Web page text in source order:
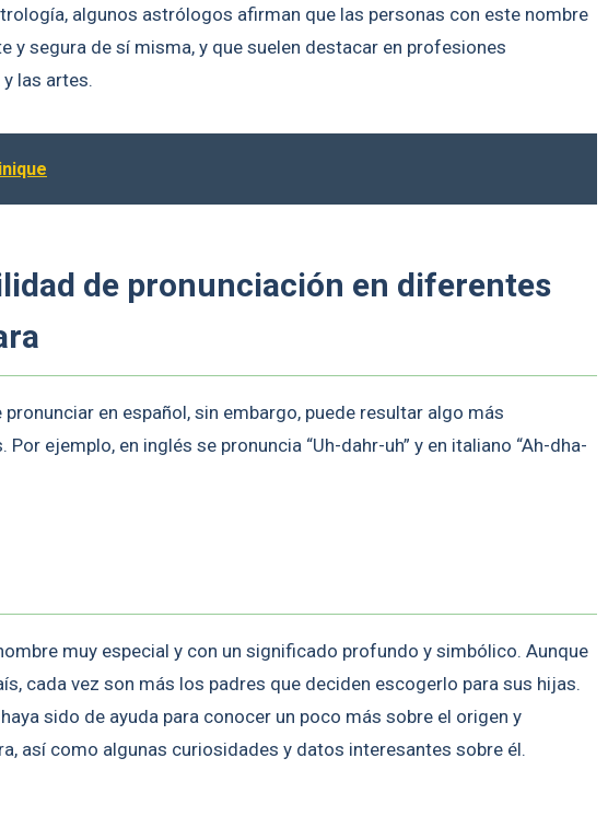
algunos astrólogos afirman que las personas con este nombre
y segura de sí misma, y que suelen destacar en profesiones
las artes.
de pronunciación en diferentes
en español, sin embargo, puede resultar algo más
ejemplo, en inglés se pronuncia “Uh-dahr-uh” y en italiano “Ah-dha-
muy especial y con un significado profundo y simbólico. Aunque
cada vez son más los padres que deciden escogerlo para sus hijas.
sido de ayuda para conocer un poco más sobre el origen y
así como algunas curiosidades y datos interesantes sobre él.